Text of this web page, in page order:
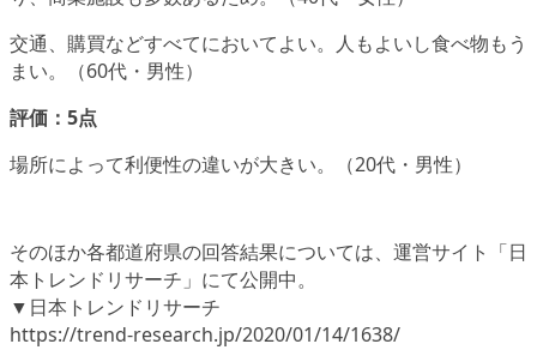
交通、購買などすべてにおいてよい。人もよいし食べ物もう
まい。（60代・男性）
評価：5点
場所によって利便性の違いが大きい。（20代・男性）
そのほか各都道府県の回答結果については、運営サイト「日
本トレンドリサーチ」にて公開中。
▼日本トレンドリサーチ
https://trend-research.jp/2020/01/14/1638/